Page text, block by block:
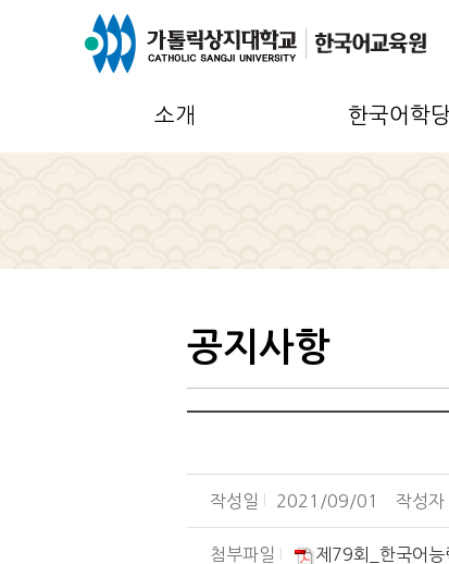
소개 한국어학
공지사항
작성일 2021/09/01 작성자
첨부파일 제79회_한국어